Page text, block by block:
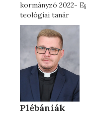
kormányzó 2022-
teológiai tanár
Plébániák